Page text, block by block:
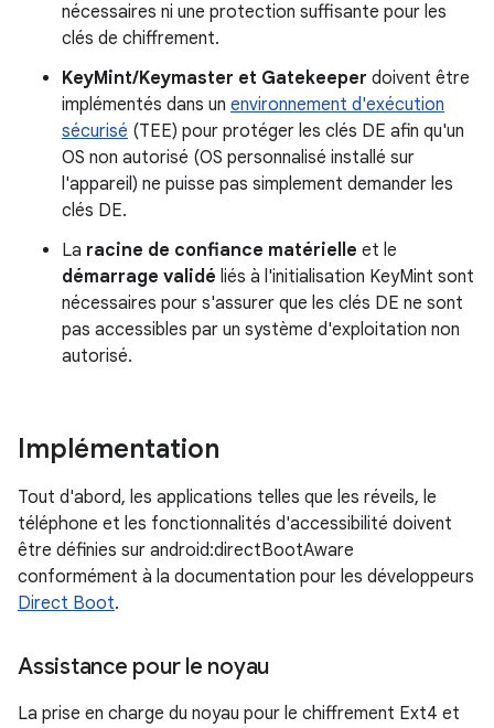
nécessaires ni une protection suffisante pour les
clés de chiffrement.
KeyMint/Keymaster et Gatekeeper doivent être
implémentés dans un environnement d'exécution
sécurisé (TEE) pour protéger les clés DE afin qu'un
OS non autorisé (OS personnalisé installé sur
l'appareil) ne puisse pas simplement demander les
clés DE.
La racine de confiance matérielle et le
démarrage validé liés à l'initialisation KeyMint sont
nécessaires pour s'assurer que les clés DE ne sont
pas accessibles par un système d'exploitation non
autorisé.
Implémentation
Tout d'abord, les applications telles que les réveils, le
téléphone et les fonctionnalités d'accessibilité doivent
être définies sur android:directBootAware
conformément à la documentation pour les développeurs
Direct Boot.
Assistance pour le noyau
La prise en charge du noyau pour le chiffrement Ext4 et